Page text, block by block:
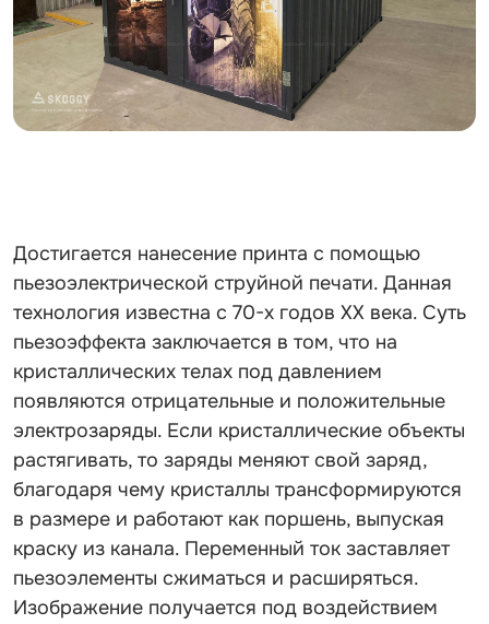
Достигается нанесение принта с помощью
пьезоэлектрической струйной печати. Данная
технология известна с 70-х годов ХХ века. Суть
пьезоэффекта заключается в том, что на
кристаллических телах под давлением
появляются отрицательные и положительные
электрозаряды. Если кристаллические объекты
растягивать, то заряды меняют свой заряд,
благодаря чему кристаллы трансформируются
в размере и работают как поршень, выпуская
краску из канала. Переменный ток заставляет
пьезоэлементы сжиматься и расширяться.
Изображение получается под воздействием